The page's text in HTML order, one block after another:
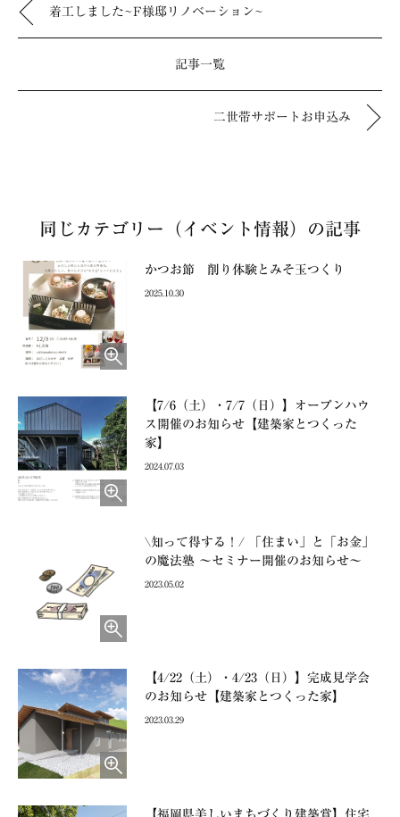
着工しました~F様邸リノベーション~
記事一覧
二世帯サポートお申込み
同じカテゴリー（イベント情報）の記事
かつお節 削り体験とみそ玉つくり
2025.10.30
【7/6（土）・7/7（日）】オープンハウ
ス開催のお知らせ【建築家とつくった
家】
2024.07.03
\知って得する！/ 「住まい」と「お金」
の魔法塾 ～セミナー開催のお知らせ～
2023.05.02
【4/22（土）・4/23（日）】完成見学会
のお知らせ【建築家とつくった家】
2023.03.29
【福岡県美しいまちづくり建築賞】住宅